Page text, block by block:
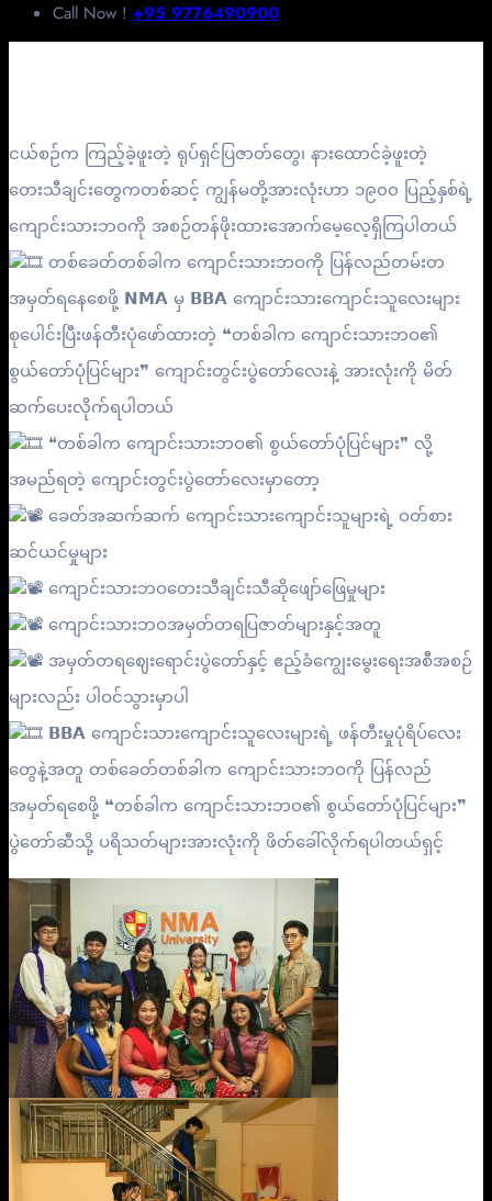
Call Now ! +95 9776490900
ငယ်စဉ်က ကြည့်ခဲ့ဖူးတဲ့ ရုပ်ရှင်ပြဇာတ်တွေ၊ နားထောင်ခဲ့ဖူးတဲ့
တေးသီချင်းတွေကတစ်ဆင့် ကျွန်မတို့အားလုံးဟာ ၁၉၀၀ ပြည့်နှစ်ရဲ့
ကျောင်းသားဘဝကို အစဉ်တန်ဖိုးထား‌အောက်မေ့လေ့ရှိကြပါတယ်
တစ်ခေတ်တစ်ခါက ကျောင်းသားဘဝကို ပြန်လည်တမ်းတ
အမှတ်ရနေစေဖို့ 𝗡𝗠𝗔 မှ 𝗕𝗕𝗔 ကျောင်းသားကျောင်းသူလေးများ
စုပေါင်းပြီးဖန်တီးပုံဖော်ထားတဲ့ ❝တစ်ခါက ကျောင်းသားဘဝ၏
စွယ်တော်ပုံပြင်များ❞ ကျောင်းတွင်းပွဲတော်လေးနဲ့ အားလုံးကို မိတ်
ဆက်ပေးလိုက်ရပါတယ်
❝တစ်ခါက ကျောင်းသားဘဝ၏ စွယ်တော်ပုံပြင်များ❞ လို့
အမည်ရတဲ့ ကျောင်းတွင်းပွဲတော်လေးမှာတော့
ခေတ်အဆက်ဆက် ကျောင်းသားကျောင်းသူများရဲ့ ဝတ်စား
ဆင်ယင်မှုများ
ကျောင်းသားဘဝတေးသီချင်းသီဆိုဖျော်ဖြေမှုများ
ကျောင်းသားဘဝအမှတ်တရပြဇာတ်များနှင့်အတူ
အမှတ်တရဈေးရောင်းပွဲတော်နှင့် ဧည့်ခံကျွေးမွေးရေးအစီအစဉ်
များလည်း ပါဝင်သွားမှာပါ
𝗕𝗕𝗔 ကျောင်းသားကျောင်းသူလေးများရဲ့ ဖန်တီးမှုပုံရိပ်လေး
တွေနဲ့အတူ တစ်ခေတ်တစ်ခါက ကျောင်းသားဘဝကို ပြန်လည်
အမှတ်ရစေဖို့ ❝တစ်ခါက ကျောင်းသားဘဝ၏ စွယ်တော်ပုံပြင်များ❞
ပွဲတော်ဆီသို့ ပရိသတ်များအားလုံးကို ဖိတ်‌ခေါ်လိုက်ရပါတယ်ရှင့်